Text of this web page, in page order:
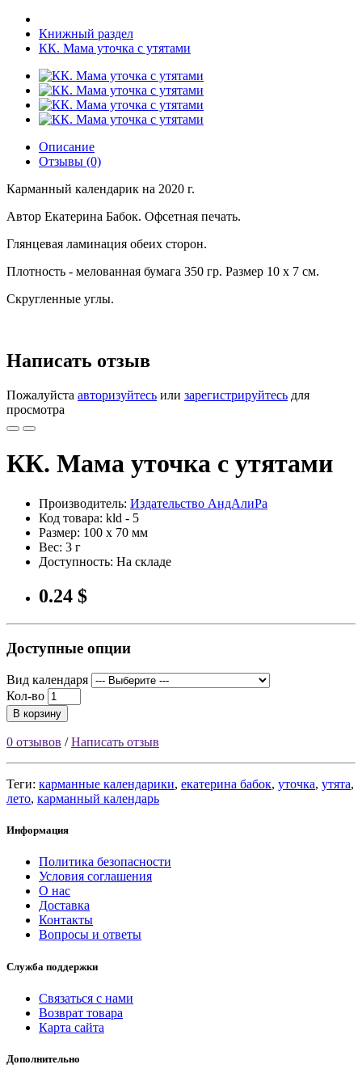
Книжный раздел
КК. Мама уточка с утятами
Описание
Отзывы (0)
Карманный календарик на 2020 г.
Автор Екатерина Бабок. Офсетная печать.
Глянцевая ламинация обеих сторон.
Плотность - мелованная бумага 350 гр. Размер 10 х 7 см.
Скругленные углы.
Написать отзыв
Пожалуйста авторизуйтесь или зарегистрируйтесь для
просмотра
КК. Мама уточка с утятами
Производитель: Издательство АндАлиРа
Код товара: kld - 5
Размер: 100 x 70 мм
Вес: 3 г
Доступность: На складе
0.24 $
Доступные опции
Вид календаря
Кол-во
В корзину
0 отзывов /Написать отзыв
Теги: карманные календарики, екатерина бабок, уточка, утята,
лето, карманный календарь
Информация
Политика безопасности
Условия соглашения
О нас
Доставка
Контакты
Вопросы и ответы
Служба поддержки
Связаться с нами
Возврат товара
Карта сайта
Дополнительно